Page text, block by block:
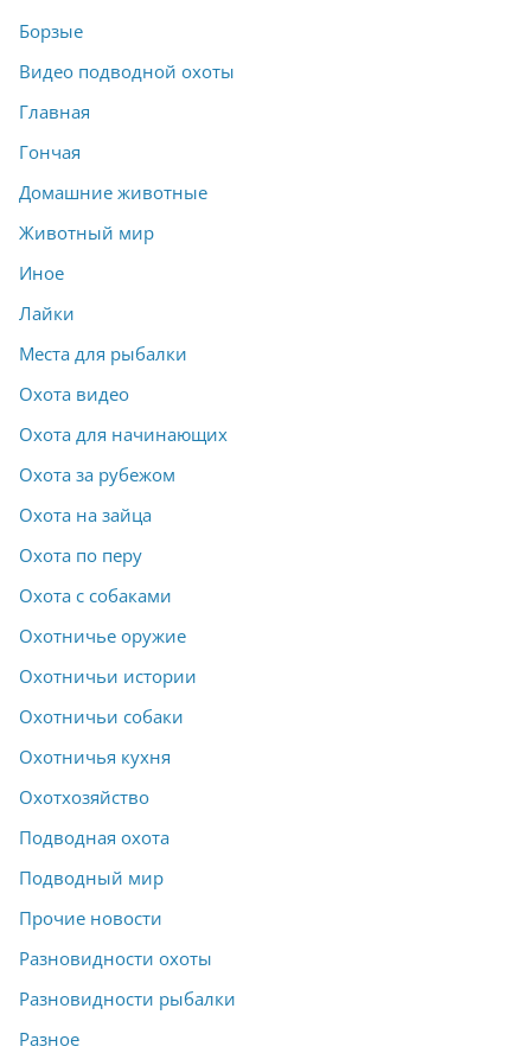
Борзые
Видео подводной охоты
Главная
Гончая
Домашние животные
Животный мир
Иное
Лайки
Места для рыбалки
Охота видео
Охота для начинающих
Охота за рубежом
Охота на зайца
Охота по перу
Охота с собаками
Охотничье оружие
Охотничьи истории
Охотничьи собаки
Охотничья кухня
Охотхозяйство
Подводная охота
Подводный мир
Прочие новости
Разновидности охоты
Разновидности рыбалки
Разное